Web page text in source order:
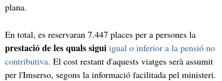
plana.
En total, es reservaran 7.447 places per a persones la
prestació de les quals sigui igual o inferior a la pensió no
contributiva. El cost restant d'aquests viatges serà assumit
per l'Imserso, segons la informació facilitada pel ministeri.